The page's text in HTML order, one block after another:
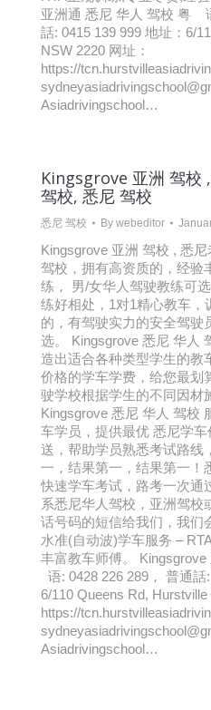
亚洲通 悉尼 华人 驾校 粤
話: 0415 139 999 地址：6/
NSW 2220 网址：
https://
Asiadrivingschool…
Kingsgrove 亚洲 驾校
驾校, 悉尼 驾校
悉尼 驾校 By webeditor
Kingsgrove 亚洲 驾校 , 悉
驾校，拥有高资质的，经验
练， 男/女华人驾驶教练可
练好相处，1对1精心教车，
的，有驾驶实力的安全驾驶
选。 Kingsgrove 悉尼 华人
造出适合各种类型学生的教
价格的学车学费，给您最划
驶学校根据学生的不同因材
Kingsgrove 悉尼 华人 驾校
车学员，提供最优 悉尼学
送，帮助学员熟悉考试路线
一，结果第一，结果第一！
快速学车考试，路考一次通
系悉尼华人驾校，亚洲驾校
话号码的短信给我们，我们
水准(自动波)学车服务 –
丰富教车师傅。
语: 0428 226 289， 普通話
6/110 Queens Rd, Hurstville
https://
Asiadrivingschool…